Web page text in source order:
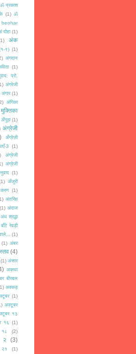
ॐ प्रकाश
(1) ॐ
(1)
अंक
९) (1)
अंगदान
(1)
प्रो.
अंगरेजी
अंगार (1)
अंगिका
मुक्तिका
अँगूठा (1)
अंग्रेजी
अँग्रेज़ी
3
(1)
अंग्रेजी
अंग्रेजी
(1)
अँजुरी
(1)
अंतरिक्ष
(1) अंदाज
अंध श्रद्धा
रेवड़ी
(1)
(1) अंबर
(4)
(1) अंसार
अकथा
बीरबल
अक्कड़
(1)
अक्टूबर
१३
१६ (1)
१८
(2)
२ (3)
२१
(1)